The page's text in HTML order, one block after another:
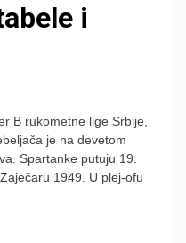
i
B rukometne lige Srbije,
je na devetom
Spartanke putuju 19.
1949. U plej-ofu